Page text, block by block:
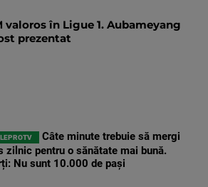
valoros în Ligue 1. Aubameyang
prezentat
Câte minute trebuie să mergi
zilnic pentru o sănătate mai bună.
Nu sunt 10.000 de pași